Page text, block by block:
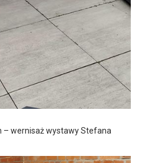
– wernisaż wystawy Stefana